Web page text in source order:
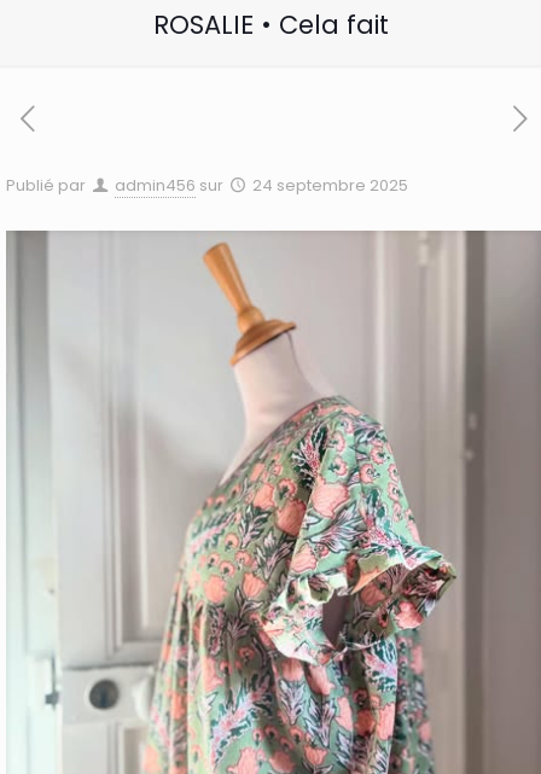
ROSALIE • Cela fait
Publié par admin456 sur 24 septembre 2025